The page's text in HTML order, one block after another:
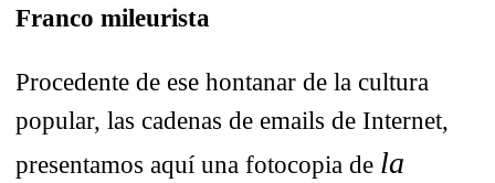
Franco mileurista
Procedente de ese hontanar de la cultura
popular, las cadenas de emails de Internet,
presentamos aquí una fotocopia de la